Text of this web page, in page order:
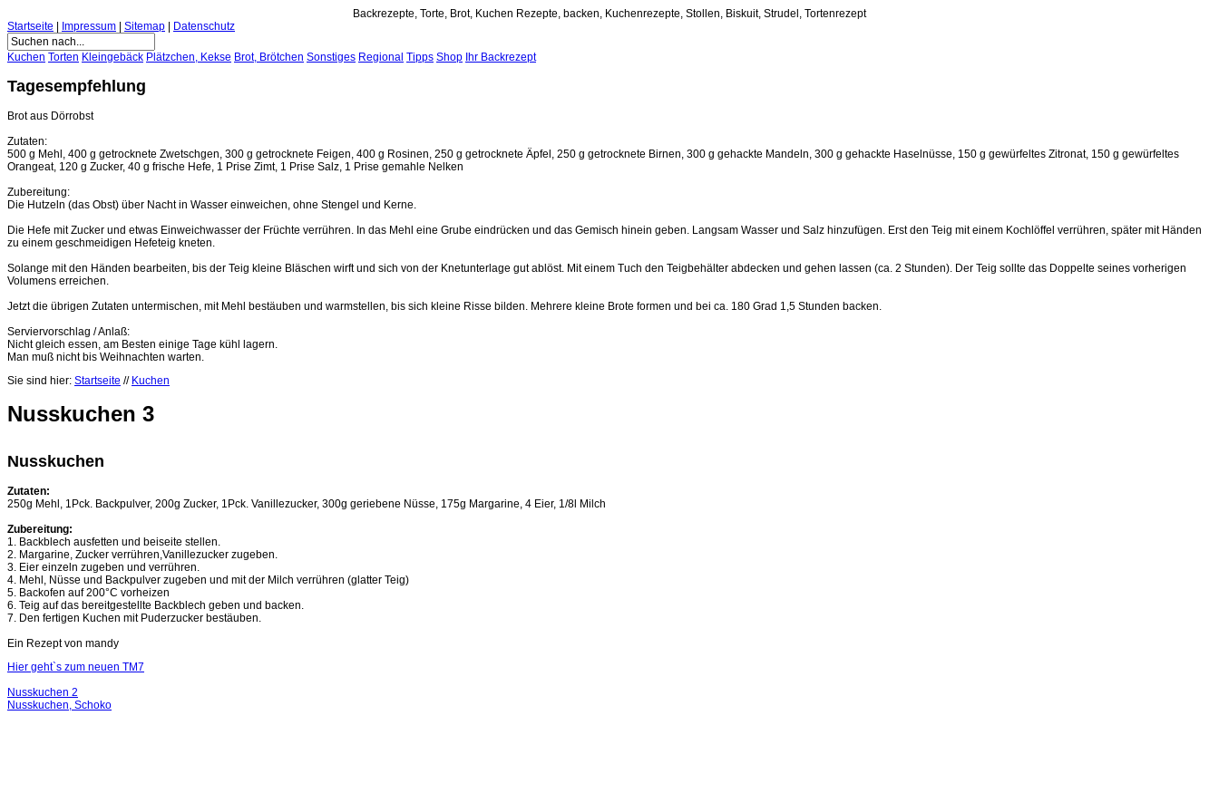
Backrezepte, Torte, Brot, Kuchen Rezepte, backen, Kuchenrezepte, Stollen, Biskuit, Strudel, Tortenrezept
Startseite
Impressum Sitemap Datenschutz
Kuchen Torten Kleingebäck Plätzchen, Kekse Brot, Brötchen Sonstiges Regional Tipps Shop Ihr Backrezept
Tagesempfehlung
Brot aus Dörrobst
Zutaten:
500 g Mehl, 400 g getrocknete Zwetschgen, 300 g getrocknete Feigen, 400 g Rosinen, 250 g getrocknete Äpfel, 250 g getrocknete Birnen, 300 g gehackte Mandeln, 300 g gehackte Haselnüsse, 150 g gewürfeltes Zitronat, 150 g gewürfeltes
Orangeat, 120 g Zucker, 40 g frische Hefe, 1 Prise Zimt, 1 Prise Salz, 1 Prise gemahle Nelken
Zubereitung:
Die Hutzeln (das Obst) über Nacht in Wasser einweichen, ohne Stengel und Kerne.
Die Hefe mit Zucker und etwas Einweichwasser der Früchte verrühren. In das Mehl eine Grube eindrücken und das Gemisch hinein geben. Langsam Wasser und Salz hinzufügen. Erst den Teig mit einem Kochlöffel verrühren, später mit Händen
zu einem geschmeidigen Hefeteig kneten.
Solange mit den Händen bearbeiten, bis der Teig kleine Bläschen wirft und sich von der Knetunterlage gut ablöst. Mit einem Tuch den Teigbehälter abdecken und gehen lassen (ca. 2 Stunden). Der Teig sollte das Doppelte seines vorherigen
Volumens erreichen.
Jetzt die übrigen Zutaten untermischen, mit Mehl bestäuben und warmstellen, bis sich kleine Risse bilden. Mehrere kleine Brote formen und bei ca. 180 Grad 1,5 Stunden backen.
Serviervorschlag / Anlaß:
Nicht gleich essen, am Besten einige Tage kühl lagern.
Man muß nicht bis Weihnachten warten.
Sie sind hier: Startseite // Kuchen
Nusskuchen 3
Nusskuchen
Zutaten:
250g Mehl, 1Pck. Backpulver, 200g Zucker, 1Pck. Vanillezucker, 300g geriebene Nüsse, 175g Margarine, 4 Eier, 1/8l Milch
Zubereitung:
1. Backblech ausfetten und beiseite stellen.
2. Margarine, Zucker verrühren,Vanillezucker zugeben.
3. Eier einzeln zugeben und verrühren.
4. Mehl, Nüsse und Backpulver zugeben und mit der Milch verrühren (glatter Teig)
5. Backofen auf 200°C vorheizen
6. Teig auf das bereitgestellte Backblech geben und backen.
7. Den fertigen Kuchen mit Puderzucker bestäuben.
Ein Rezept von mandy
Hier geht`s zum neuen TM7
Nusskuchen 2
Nusskuchen, Schoko